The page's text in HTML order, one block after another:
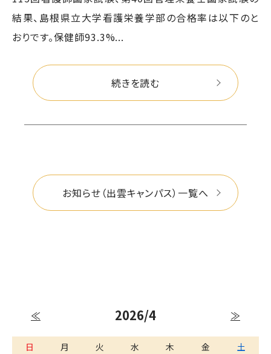
結果、島根県立大学看護栄養学部の合格率は以下のと
おりです。保健師93.3%...
続きを読む
お知らせ（出雲キャンパス）一覧へ
≪ 2026/4 ≫
日 月 火 水 木 金 土